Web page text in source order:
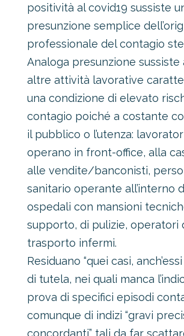
positività al covid19 sussiste
presunzione semplice
professionale del contagio
Analoga presunzione
altre attività lavorative
una condizione di elevato
contagio poiché a costante
il pubblico o l’utenza:
operano in front-office, alla
alle vendite/banconisti,
sanitario operante all’interno
ospedali con mansioni
supporto, di pulizie, operatori
trasporto infermi.
Residuano “quei casi,
di tutela, nei quali manca
prova di specifici episodi
comunque di indizi “gravi
concordanti” tali da far